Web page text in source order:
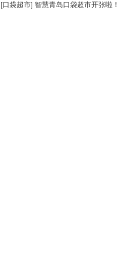
[口袋超市] 智慧青岛口袋超市开张啦！